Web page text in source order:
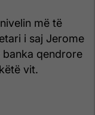
më të
i saj Jerome
banka qendrore
vit.